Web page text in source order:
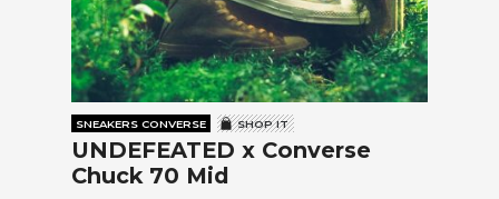
SNEAKERS CONVERSE SHOP IT
UNDEFEATED x Converse
Chuck 70 Mid